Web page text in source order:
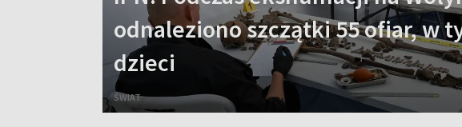
odnaleziono szczątki 55 ofiar, w
dzieci
ŚWIAT